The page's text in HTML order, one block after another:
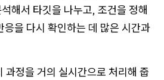
해서 타깃을 나누고, 조건을 정해
응을 다시 확인하는 데 많은 시간과
과정을 거의 실시간으로 처리해 줍